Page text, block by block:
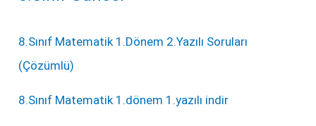
8.Sınıf Matematik 1.Dönem 2.Yazılı Soruları
(Çözümlü)
8.Sınıf Matematik 1.dönem 1.yazılı indir